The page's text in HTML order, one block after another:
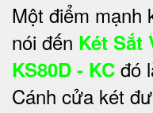
Một điểm mạnh
nói đến Két Sắt
KS80D - KC đó
Cánh cửa két